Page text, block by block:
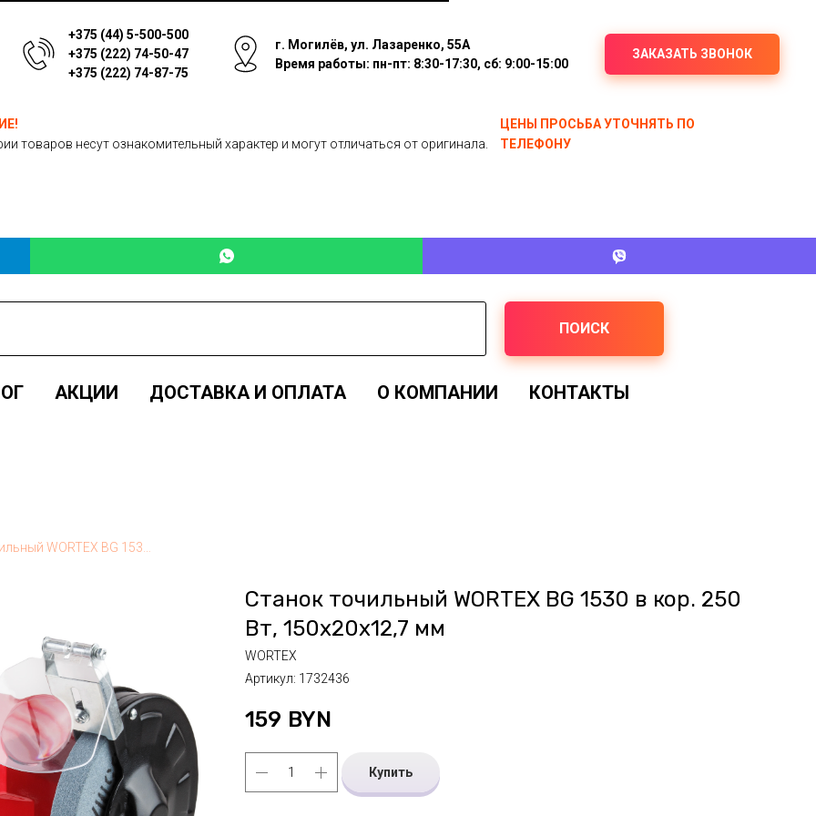
+375 (44) 5-500-500
+375 (222) 74-50-47
+375 (222) 74-87-75
г. Могилёв, ул. Лазаренко, 55А
Время работы: пн-пт: 8:30-17:30, сб: 9:00-15:00
ЗАКАЗАТЬ ЗВОНОК
ЦЕНЫ ПРОСЬБА УТОЧНЯТЬ ПО
ТЕЛЕФОНУ
товаров несут ознакомительный характер и могут отличаться от оригинала.
ПОИСК
АКЦИИ ДОСТАВКА И ОПЛАТА О КОМПАНИИ КОНТАКТЫ
Станок точильный WORTEX BG 1530 в кор. 250
Вт, 150х20х12,7 мм
WORTEX
Артикул: 1732436
159 BYN
Купить